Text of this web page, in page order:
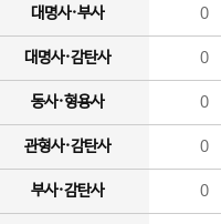
대명사·부사 0
대명사·감탄사 0
동사·형용사 0
관형사·감탄사 0
부사·감탄사 0